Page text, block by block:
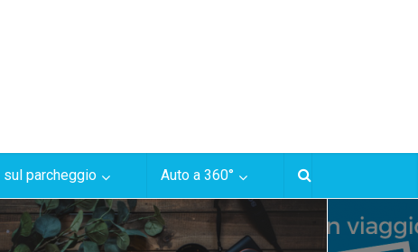
sul parcheggio Auto a 360°